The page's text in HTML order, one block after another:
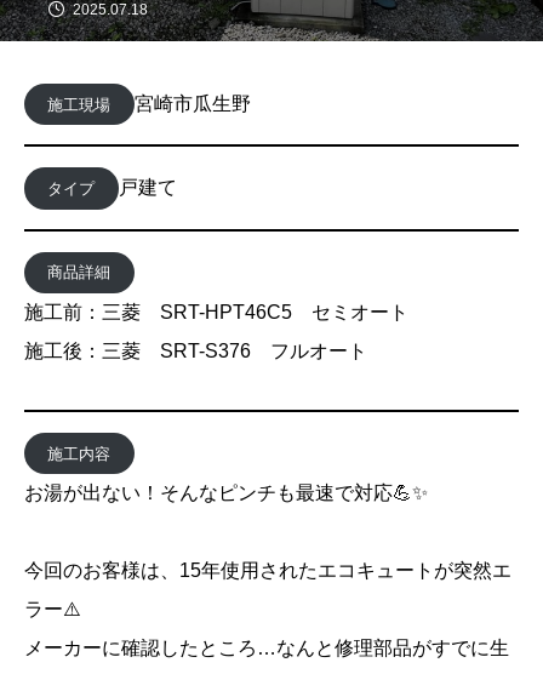
2025.07.18
施工現場 宮崎市瓜生野
タイプ 戸建て
商品詳細
施工前：三菱 SRT-HPT46C5 セミオート
施工後：三菱 SRT-S376 フルオート
施工内容
お湯が出ない！そんなピンチも最速で対応💪✨
今回のお客様は、15年使用されたエコキュートが突然エ
ラー⚠️
メーカーに確認したところ…なんと修理部品がすでに生